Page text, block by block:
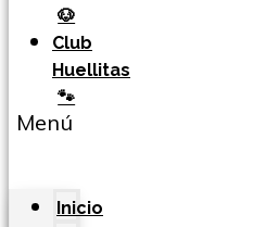
🐶
Club
Huellitas
🐾
Menú
Inicio